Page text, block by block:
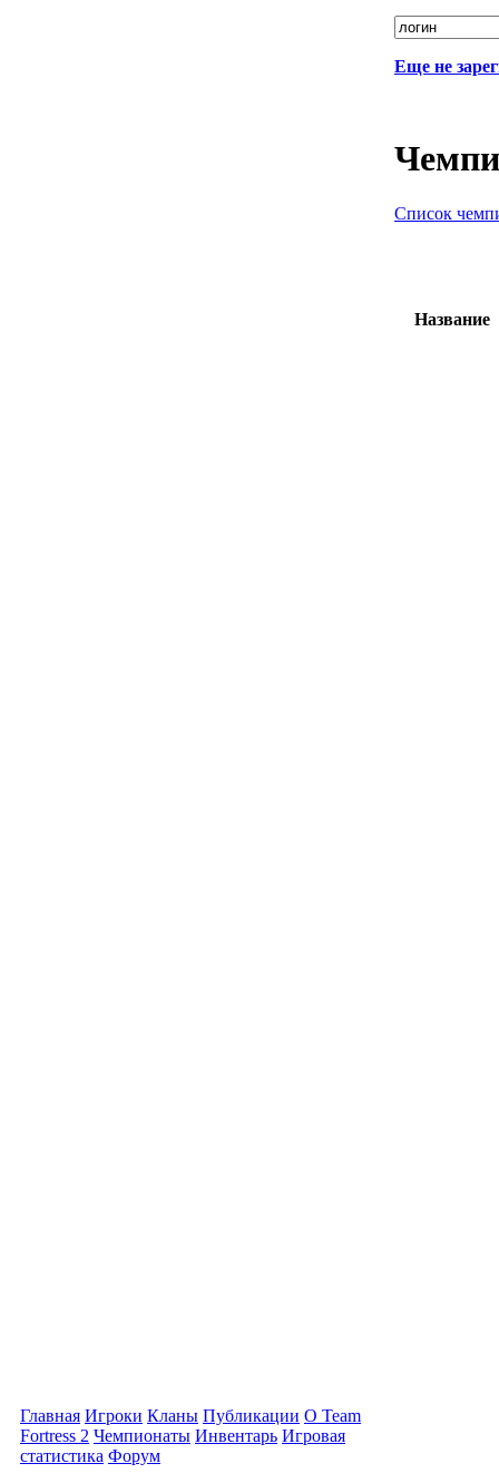
Главная Игроки Кланы Публикации О Team
Fortress 2 Чемпионаты Инвентарь Игровая
статистика Форум
Еще не
Список
Название